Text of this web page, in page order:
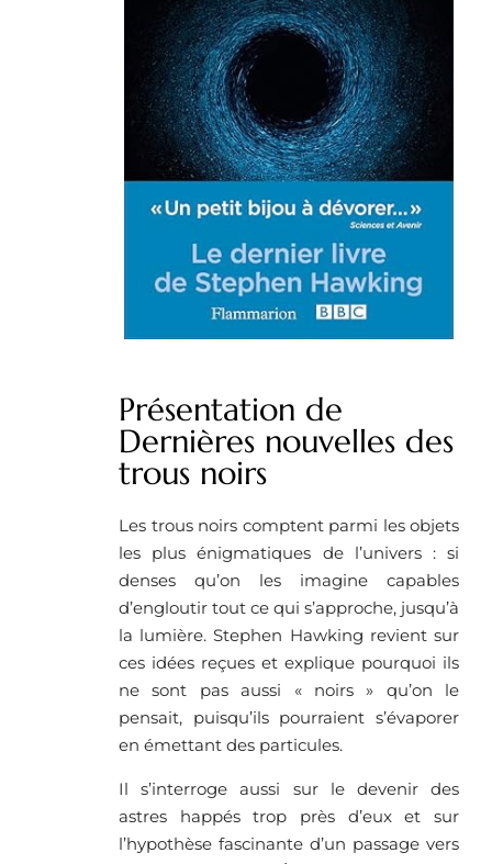
Présentation de
Dernières nouvelles des
trous noirs
Les trous noirs comptent parmi les objets
les plus énigmatiques de l’univers : si
denses qu’on les imagine capables
d’engloutir tout ce qui s’approche, jusqu’à
la lumière. Stephen Hawking revient sur
ces idées reçues et explique pourquoi ils
ne sont pas aussi « noirs » qu’on le
pensait, puisqu’ils pourraient s’évaporer
en émettant des particules.
Il s’interroge aussi sur le devenir des
astres happés trop près d’eux et sur
l’hypothèse fascinante d’un passage vers